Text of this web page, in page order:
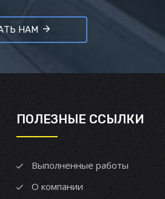
НАМ
ПОЛЕЗНЫЕ ССЫЛКИ
Выполненные работы
О компании